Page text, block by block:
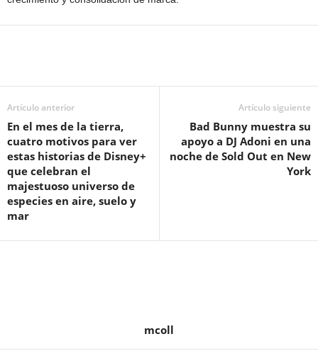
Artículo anterior
En el mes de la tierra,
cuatro motivos para ver
estas historias de Disney+
que celebran el
majestuoso universo de
especies en aire, suelo y
mar
Artículo siguiente
Bad Bunny muestra su
apoyo a DJ Adoni en una
noche de Sold Out en New
York
mcoll